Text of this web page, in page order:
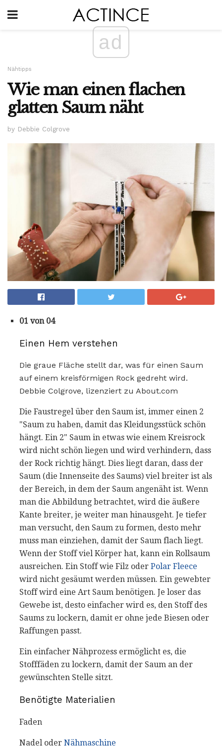
ad
Nähtipps
Wie man einen flachen
glatten Saum näht
by Debbie Colgrove
01 von 04
Einen Hem verstehen
Die graue Fläche stellt dar, was für einen Saum
auf einem kreisförmigen Rock gedreht wird.
Debbie Colgrove, lizenziert zu About.com
Die Faustregel über den Saum ist, immer einen 2
"Saum zu haben, damit das Kleidungsstück schön
hängt. Ein 2" Saum in etwas wie einem Kreisrock
wird nicht schön liegen und wird verhindern, dass
der Rock richtig hängt. Dies liegt daran, dass der
Saum (die Innenseite des Saums) viel breiter ist als
der Bereich, in dem der Saum angenäht ist. Wenn
man die Abbildung betrachtet, wird die äußere
Kante breiter, je weiter man hinausgeht. Je tiefer
man versucht, den Saum zu formen, desto mehr
muss man einziehen, damit der Saum flach liegt.
Wenn der Stoff viel Körper hat, kann ein Rollsaum
ausreichen. Ein Stoff wie Filz oder Polar Fleece
wird nicht gesäumt werden müssen. Ein gewebter
Stoff wird eine Art Saum benötigen. Je loser das
Gewebe ist, desto einfacher wird es, den Stoff des
Saums zu lockern, damit er ohne jede Biesen oder
Raffungen passt.
Ein einfacher Nähprozess ermöglicht es, die
Stofffäden zu lockern, damit der Saum an der
gewünschten Stelle sitzt.
Benötigte Materialien
Faden
Nadel oder Nähmaschine